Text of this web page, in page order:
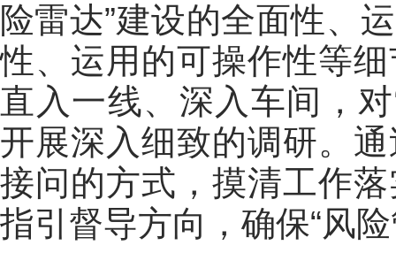
险雷达”建设的全面性、
性、运用的可操作性等
直入一线、深入车间，
开展深入细致的调研。
接问的方式，摸清工作
指引督导方向，确保“风